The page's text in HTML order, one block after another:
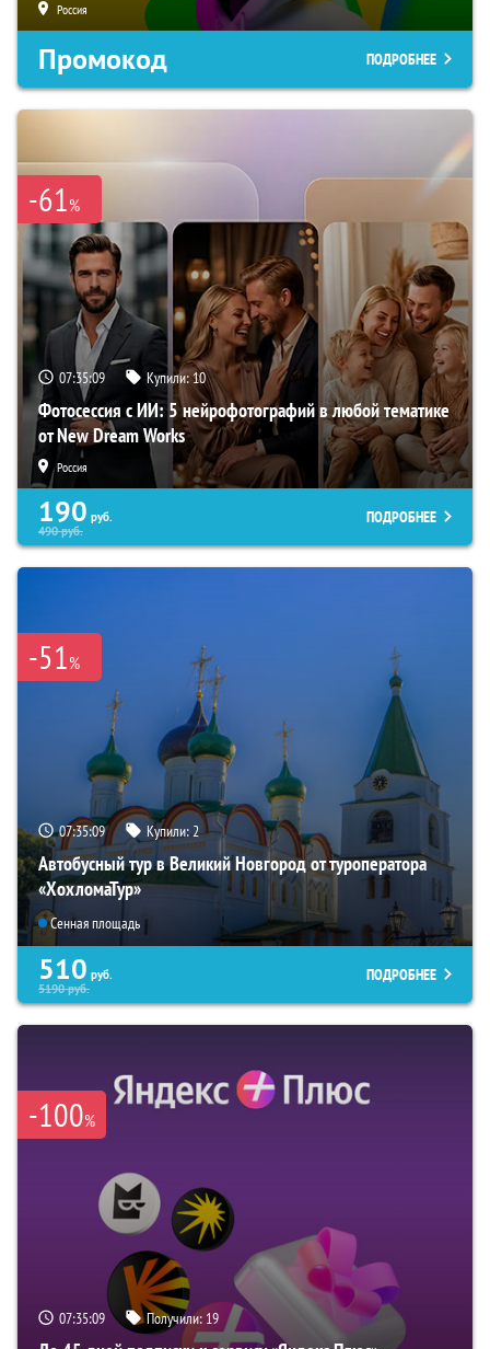
Россия
Промокод ПОДРОБНЕЕ
-61%
07:35:08 Купили:10
Фотосессия с ИИ: 5 нейрофотографий в любой тематике
от New Dream Works
Россия
190 руб.
490руб.
ПОДРОБНЕЕ
-51%
07:35:08 Купили:2
Автобусный тур в Великий Новгород от туроператора
«ХохломаТур»
Сенная площадь
510 руб.
5190руб.
ПОДРОБНЕЕ
-100%
07:35:08 Получили: 19